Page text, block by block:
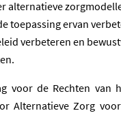
alternatieve
toepassing ervan
verbeteren en
voor de Rechten van
Alternatieve Zorg